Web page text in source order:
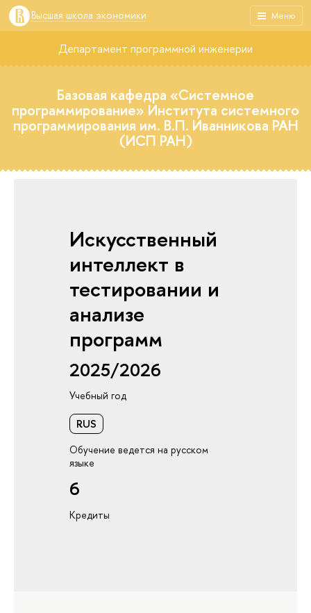
Меню
Высшая школа экономики
Департамент программной инженерии
Базовая кафедра «Системное
программирование» Института системного
программирования им. В.П. Иванникова РАН
(ИСП РАН)
Искусственный
интеллект в
тестировании и
анализе
программ
2025/2026
Учебный год
RUS
Обучение ведется на русском
языке
6
Кредиты